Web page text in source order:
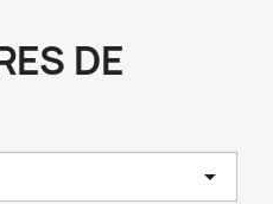
DE
